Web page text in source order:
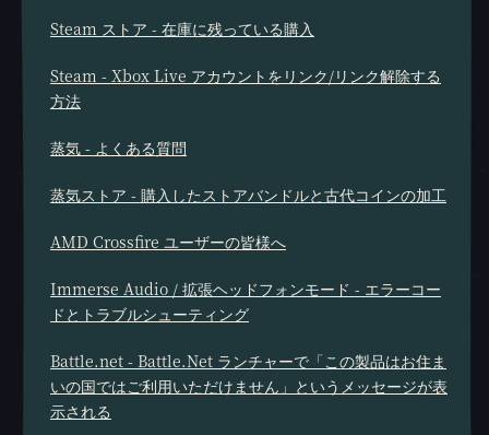
Steam ストア - 在庫に残っている購入
Steam - Xbox Live アカウントをリンク/リンク解除する
方法
蒸気 - よくある質問
蒸気ストア - 購入したストアバンドルと古代コインの加工
AMD Crossfire ユーザーの皆様へ
Immerse Audio / 拡張ヘッドフォンモード - エラーコー
ドとトラブルシューティング
Battle.net - Battle.Net ランチャーで「この製品はお住ま
いの国ではご利用いただけません」というメッセージが表
示される